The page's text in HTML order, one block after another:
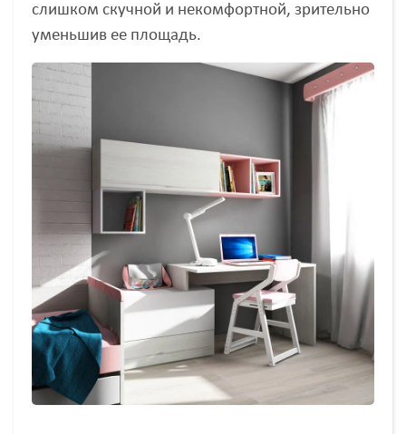
слишком скучной и некомфортной, зрительно
уменьшив ее площадь.